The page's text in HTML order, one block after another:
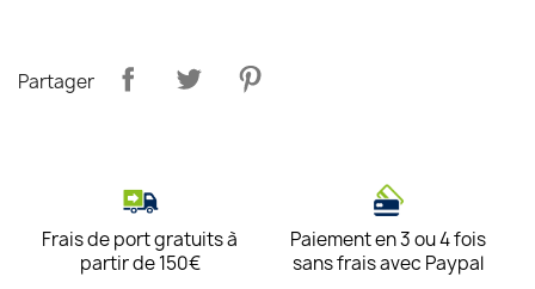
Partager
Frais de port gratuits à
partir de 150€
Paiement en 3 ou 4 fois
sans frais avec Paypal